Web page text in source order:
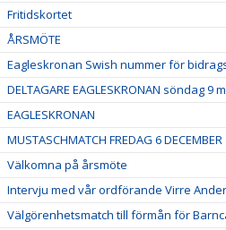
Fritidskortet
ÅRSMÖTE
Eagleskronan Swish nummer för
DELTAGARE EAGLESKRONAN söndag 9
EAGLESKRONAN
MUSTASCHMATCH FREDAG 6 DECEMBER
Välkomna på årsmöte
Intervju med vår ordförande Virre
Välgörenhetsmatch till förmån för